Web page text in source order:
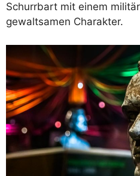
Schurrbart mit einem
gewaltsamen Charakter.